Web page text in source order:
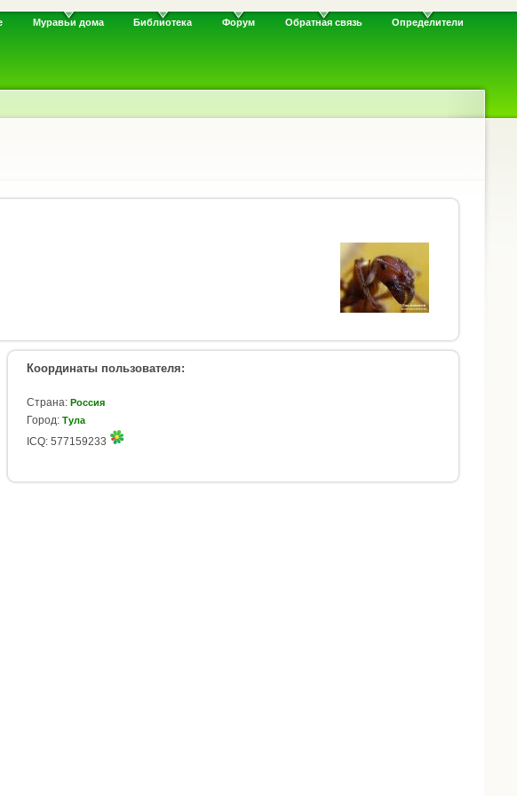
Муравьи дома Библиотека Форум Обратная связь Определители
Координаты пользователя:
Страна: Россия
Город: Тула
ICQ: 577159233